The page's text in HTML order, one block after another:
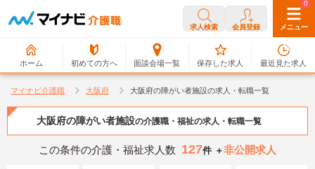
求人検索 会員登録 メニュー
ホーム 初めての方へ 面談会場一覧
0
保存した求人
0
最近見た求人
マイナビ介護職 大阪府 大阪府の障がい者施設の求人・転職一覧
大阪府の障がい者施設の介護職・福祉の求人・転職一覧
この条件の介護・福祉求人数 127件 ＋非公開求人